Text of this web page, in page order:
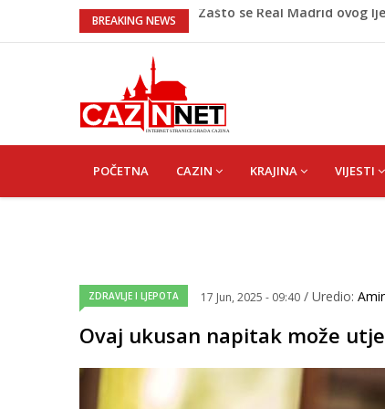
BREAKING NEWS
Evo kakvo vrijeme očekuje
Pred nama je novi toplotni
Teška saobraćajna nesreća
Zašto se Real Madrid ovog
NAVIGATION
POČETNA CAZIN KRAJINA VIJESTI
ZDRAVLJE I LJEPOTA 17 Jun, 2025 - 09:40 / Uredio:
Ovaj ukusan napitak može